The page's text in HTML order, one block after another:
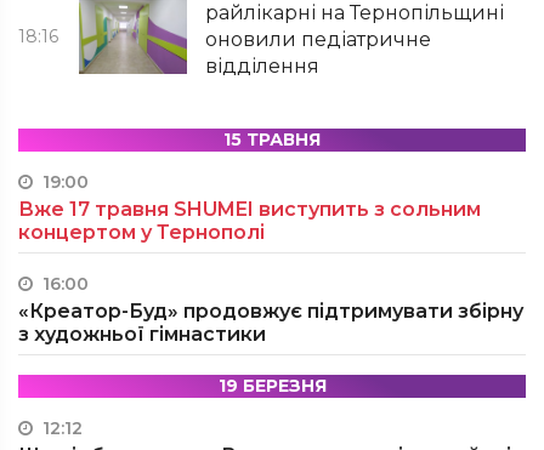
18:16
райлікарні на Тернопільщині
оновили педіатричне
відділення
15 ТРАВНЯ
19:00
Вже 17 травня SHUMEI виступить з сольним
концертом у Тернополі
16:00
«Креатор-Буд» продовжує підтримувати збірну
з художньої гімнастики
19 БЕРЕЗНЯ
12:12